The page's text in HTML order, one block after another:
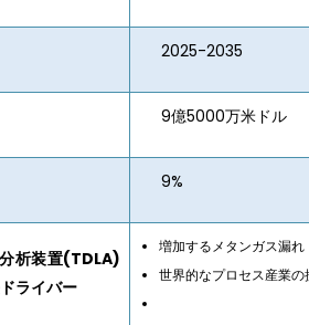
2025-2035
9億5000万米ドル
9%
析装置(TDLA)
ライバー
増加するメタンガス漏れ
世界的なプロセス産業の